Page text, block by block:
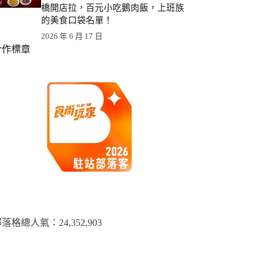
橋開店拉，百元小吃鵝肉飯，上班族
的美食口袋名單！
2026 年 6 月 17 日
作標章
格總人氣：​24,352,903